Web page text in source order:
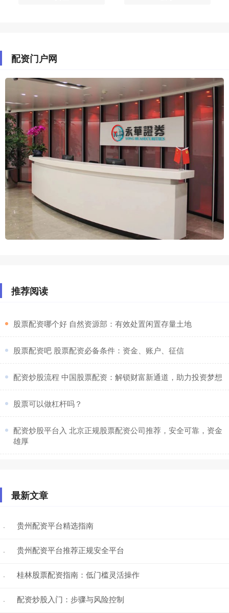
配资门户网
推荐阅读
​股票配资哪个好 自然资源部：有效处置闲置存量土地
​股票配资吧 股票配资必备条件：资金、账户、征信
​配资炒股流程 中国股票配资：解锁财富新通道，助力投资梦想
​股票可以做杠杆吗？
​配资炒股平台入 北京正规股票配资公司推荐，安全可靠，资金
雄厚
最新文章
· 贵州配资平台精选指南
· 贵州配资平台推荐正规安全平台
· 桂林股票配资指南：低门槛灵活操作
· 配资炒股入门：步骤与风险控制